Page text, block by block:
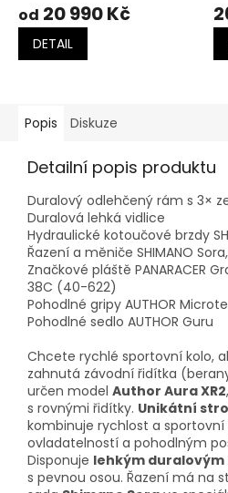
od 20 990 Kč
DETAIL
Popis Diskuze
Detailní popis produktu
Duralový odlehčený rám s 3×
Duralová lehká vidlice
Hydraulické kotoučové brzdy
Řazení a měniče SHIMANO
Značkové pláště PANARACER
38C (40-622)
Pohodlné gripy AUTHOR
Pohodlné sedlo AUTHOR Guru
Chcete rychlé sportovní kolo,
zahnutá závodní řidítka
určen model Author Aura XR2
s rovnými řidítky. Unikátní
kombinuje rychlost a
ovladatelností a pohodlným
Disponuje lehkým
s pevnou osou. Řazení má na